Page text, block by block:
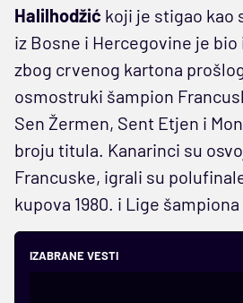
Halilhodžić koji je stigao kao
iz Bosne i Hercegovine je
zbog crvenog kartona
osmostruki šampion
Sen Žermen, Sent Etjen i
broju titula. Kanarinci su
Francuske, igrali su
kupova 1980. i Lige šampiona
IZABRANE VESTI